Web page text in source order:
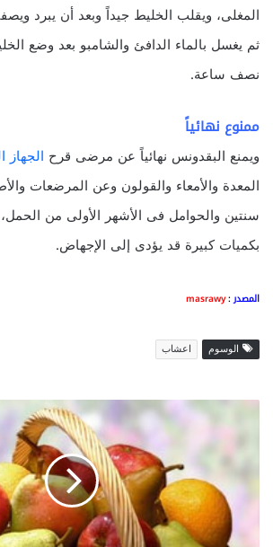
المغلى، ويقلب الخليط جيداً وبعد أن يبرد
ثم يغسل بالماء الدافئ والشامبو بعد وضع
نصف ساعة.
ممنوع نهائياً
ويمنع البقدونس نهائياً عن مرضى قرح
المعدة والأمعاء والقولون وعن المرضعات
سنتين والحوامل فى الأشهر الأولى من
بكميات كبيرة قد يؤدى إلى الإجهاض.
المصدر :
masrawy
الوسوم اعشاب
ن
ق